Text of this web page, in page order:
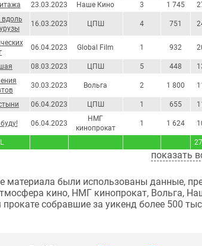
23.03.2023 Наше Кино 3 1 745
вдоль
16.03.2023 ЦПШ 4 751
06.04.2023 Global Film 1 932
08.03.2023 ЦПШ 5 448
30.03.2023 Вольга 2 1 800
06.04.2023 ЦПШ 1 655
06.04.2023
НМГ
кинопрокат
1 1 624
показать
материала были использованы данные,
кино, НМГ кинопрокат, Вольга,
прокате собравшие за уикенд более 500